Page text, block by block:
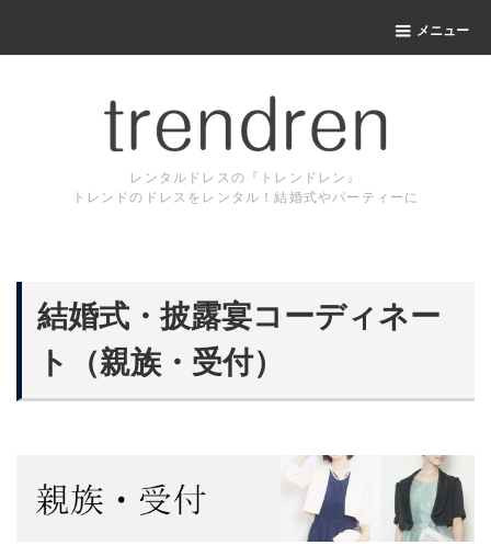
メニュー
レンタルドレスの『トレンドレン』
トレンドのドレスをレンタル！結婚式やパーティーに
結婚式・披露宴コーディネー
ト（親族・受付）